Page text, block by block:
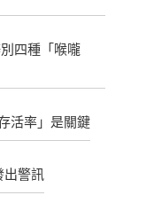
四種「喉嚨
活率」是關鍵
出警訊